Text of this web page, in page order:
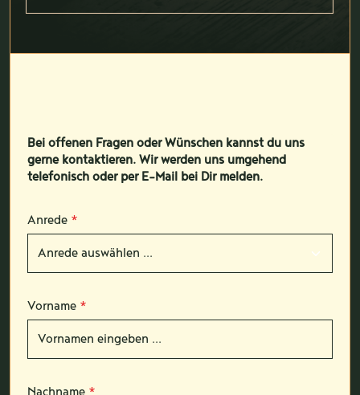
Bei offenen Fragen oder Wünschen kannst du uns
gerne kontaktieren. Wir werden uns umgehend
telefonisch oder per E-Mail bei Dir melden.
Anrede *
Vorname *
Nachname *